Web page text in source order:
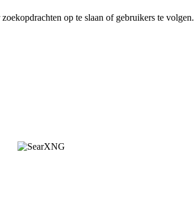
op te slaan of gebruikers te volgen.